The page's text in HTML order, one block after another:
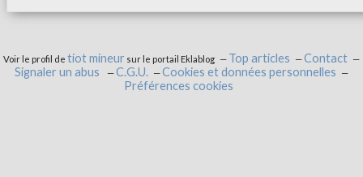
Voir le profil de tiot mineur sur le portail Eklablog Top articles
Contact
Signaler un abus
C.G.U.
Cookies et données personnelles
Préférences cookies